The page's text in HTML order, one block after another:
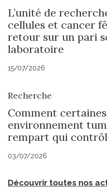
L’unité de
cellules et cancer
retour sur un pari
laboratoire
15/07/2026
Recherche
Comment
environnement
rempart qui
03/07/2026
Découvrir toutes nos